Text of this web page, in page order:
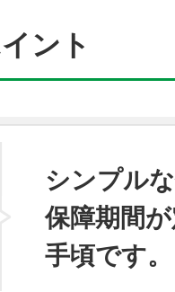
ント
シンプル
保障期間
手頃です。